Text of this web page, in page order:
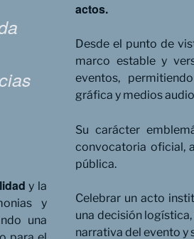
y la
y
una
actos.
Desde el punto de
marco estable y
eventos,
gráfica y medios
Su carácter
convocatoria oficial,
pública.
Celebrar un acto
una decisión
narrativa del evento